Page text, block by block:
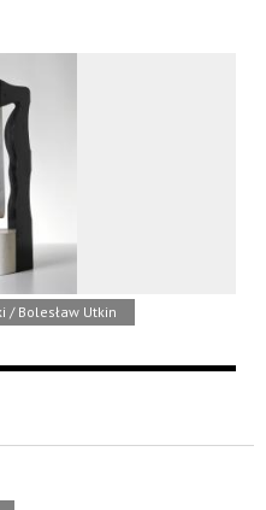
/ Bolesław Utkin